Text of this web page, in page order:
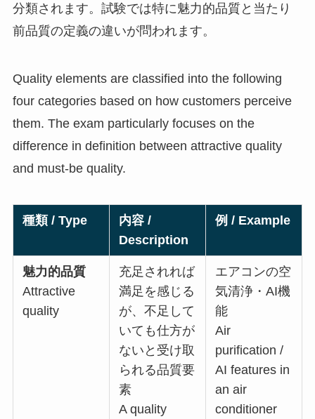
分類されます。試験では特に魅力的品質と当たり
前品質の定義の違いが問われます。
Quality elements are classified into the following
four categories based on how customers perceive
them. The exam particularly focuses on the
difference in definition between attractive quality
and must-be quality.
種類 / Type
内容 /
Description
例 / Example
魅力的品質
Attractive
quality
充足されれば
満足を感じる
が、不足して
いても仕方が
ないと受け取
られる品質要
素
A quality
エアコンの空
気清浄・AI機
能
Air
purification /
AI features in
an air
conditioner